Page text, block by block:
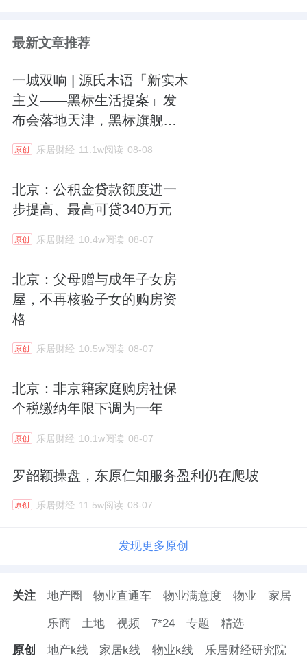
最新文章推荐
一城双响 | 源氏木语「新实木
主义——黑标生活提案」发
布会落地天津，黑标旗舰店
盛大启幕
原创 乐居财经 11.1w阅读 08-08
北京：公积金贷款额度进一
步提高、最高可贷340万元
原创 乐居财经 10.4w阅读 08-07
北京：父母赠与成年子女房
屋，不再核验子女的购房资
格
原创 乐居财经 10.5w阅读 08-07
北京：非京籍家庭购房社保
个税缴纳年限下调为一年
原创 乐居财经 10.1w阅读 08-07
罗韶颖操盘，东原仁知服务盈利仍在爬坡
原创 乐居财经 11.5w阅读 08-07
发现更多原创
关注 地产圈 物业直通车 物业满意度 物业 家居
乐商 土地 视频 7*24 专题 精选
原创 地产k线 家居k线 物业k线 乐居财经研究院